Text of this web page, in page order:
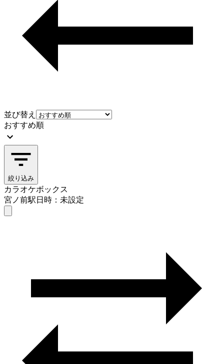
並び替え
おすすめ順
絞り込み
カラオケボックス
宮ノ前駅日時：未設定